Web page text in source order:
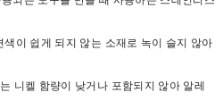
이 쉽게 되지 않는 소재로 녹이 슬지 않아
니켈 함량이 낮거나 포함되지 않아 알레